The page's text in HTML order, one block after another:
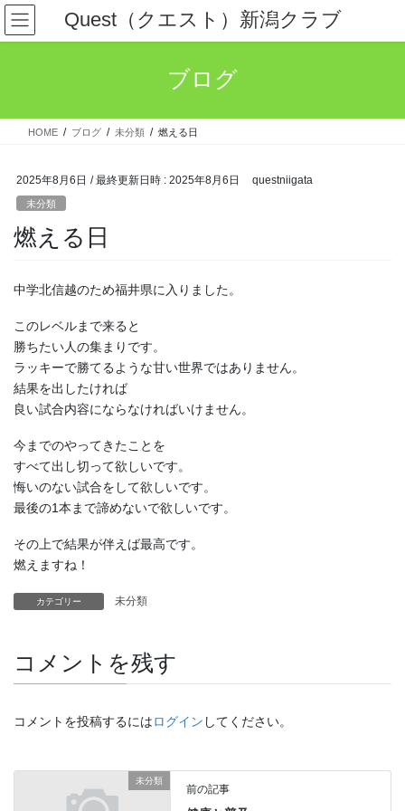
コ
ン
テ
ス
ナ
ビ
ゲ
ン
Quest（クエスト）新潟クラブ
ブログ
HOME ブログ 未分類 燃える日
2025年8月6日 / 最終更新日時 : 2025年8月6日 questniigata
未分類
燃える日
中学北信越のため福井県に入りました。
このレベルまで来ると
勝ちたい人の集まりです。
ラッキーで勝てるような甘い世界ではありません。
結果を出したければ
良い試合内容にならなければいけません。
今までのやってきたことを
すべて出し切って欲しいです。
悔いのない試合をして欲しいです。
最後の1本まで諦めないで欲しいです。
その上で結果が伴えば最高です。
燃えますね！
カテゴリー 未分類
コメントを残す
コメントを投稿するにはログイン してください。
未分類
前の記事